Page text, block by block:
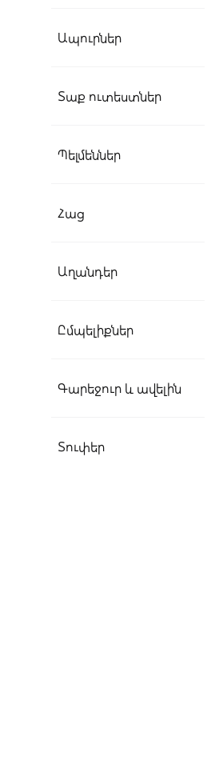
Ապուրներ
Տաք ուտեստներ
Պելմեններ
Հաց
Աղանդեր
Ըմպելիքներ
Գարեջուր և ավելին
Տուփեր